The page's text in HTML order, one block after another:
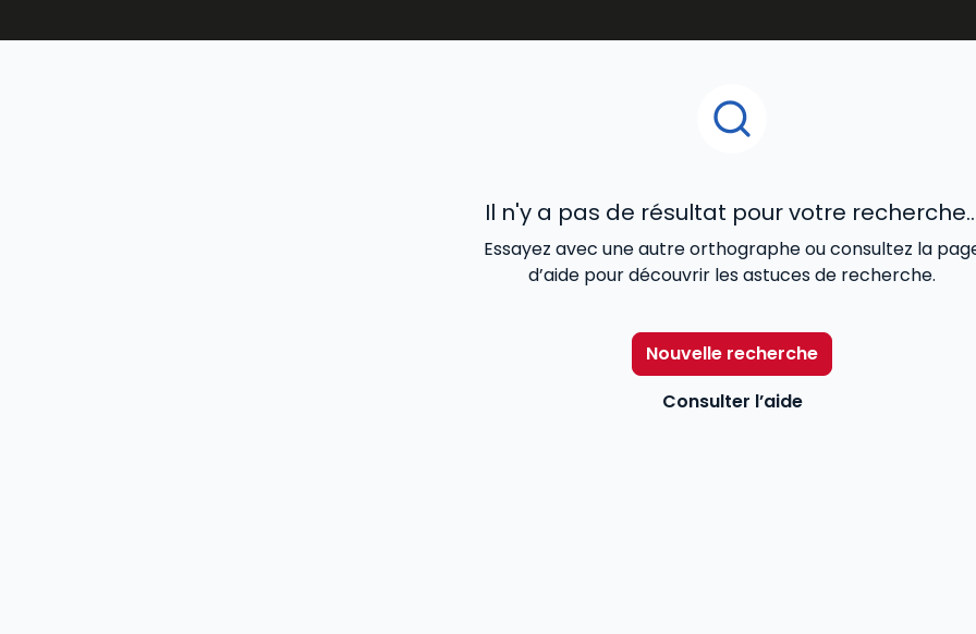
Il n'y a pas de résultat pour votre
Essayez avec une autre orthographe ou consultez la
d’aide pour découvrir les astuces de recherche.
Nouvelle recherche
Consulter l’aide